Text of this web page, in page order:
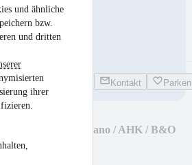
und ähnliche
bzw.
und dritten
ihrer
Kontakt Parken
/ PHEV / 225PS / Pano / AHK / B&O